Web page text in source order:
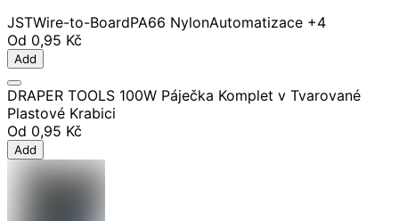
JSTWire-to-BoardPA66 NylonAutomatizace +4
Od 0,95 Kč
Add
DRAPER TOOLS 100W Páječka Komplet v Tvarované
Plastové Krabici
Od 0,95 Kč
Add